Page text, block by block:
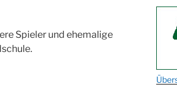
Spieler und ehemalige